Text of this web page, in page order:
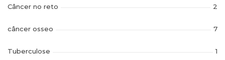
Câncer no reto 2
câncer osseo 7
Tuberculose 1